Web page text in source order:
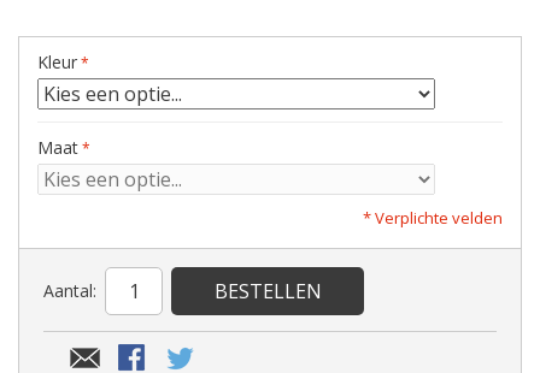
Kleur
Maat
* Verplichte velden
Aantal: BESTELLEN